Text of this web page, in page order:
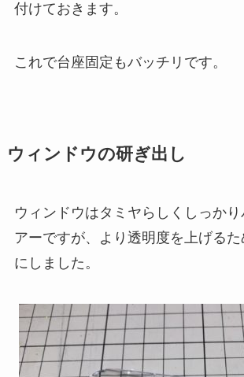
付けておきます。
これで台座固定もバッチリです。
ウィンドウの研ぎ出し
ウィンドウはタミヤらしくしっかり
アーですが、より透明度を上げるた
にしました。